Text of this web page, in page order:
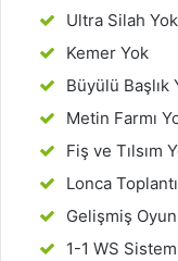
Ultra Silah Yok
Kemer Yok
Büyülü Başlık
Metin Farmı
Fiş ve Tılsım
Lonca
Gelişmiş
1-1 WS